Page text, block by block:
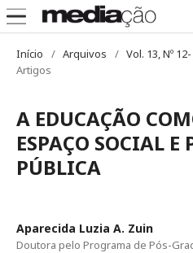
Início / Arquivos / Vol. 13, Nº
Artigos
A EDUCAÇÃO
ESPAÇO SOCIAL
PÚBLICA
Aparecida Luzia A. Zuin
Doutora pelo Programa de Pós-